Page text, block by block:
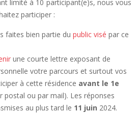
limité à 10 participant(e)s, nous vous
participer :
faites bien partie du public visé par ce
une courte lettre exposant de
votre parcours et surtout vos
à cette résidence avant le 1e
postal ou par mail). Les réponses
au plus tard le 11 juin 2024.